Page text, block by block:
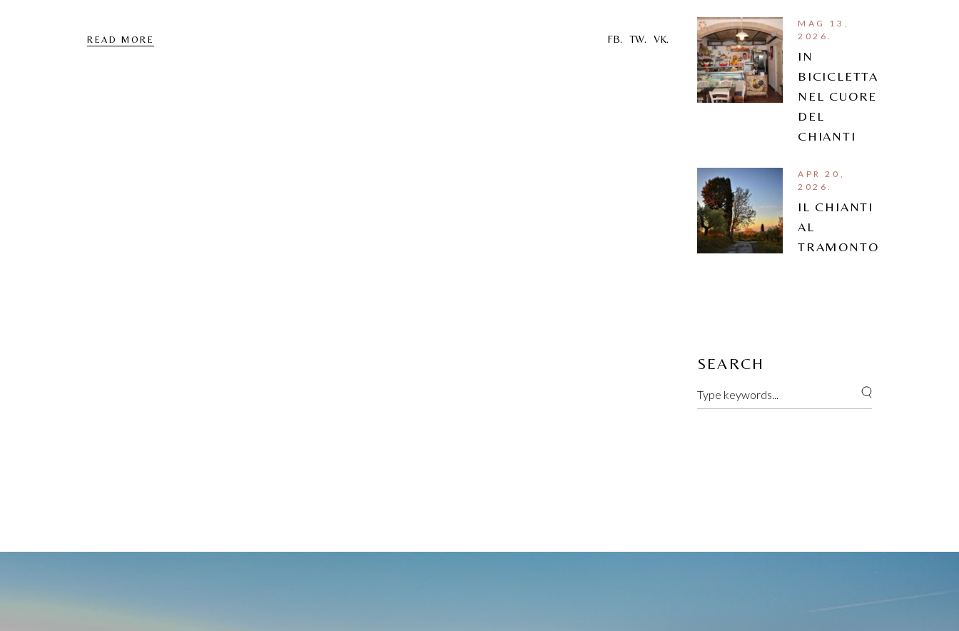
READ MORE FB. TW. VK.
MAG 13,
2026.
IN
BICICLETTA
NEL CUORE
DEL
CHIANTI
APR 20,
2026.
IL CHIANTI
AL
TRAMONTO
SEARCH